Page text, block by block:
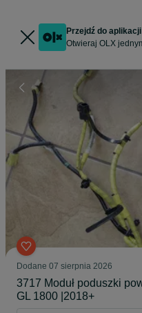
Przejdź do aplikacji
Otwieraj OLX
Dodane 07 sierpnia 2026
3717 Moduł poduszki
GL 1800 |2018+